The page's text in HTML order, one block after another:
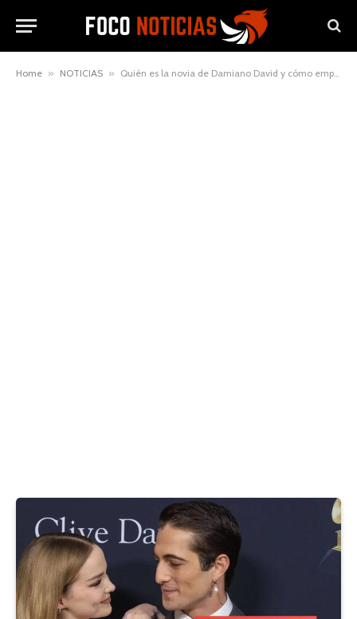
Home » NOTICIAS » Quién es la novia de Damiano David y cómo empezó su historia